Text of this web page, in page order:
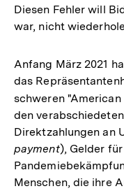
Diesen Fehler will
war, nicht
Anfang März 2021
das
schweren
den
Direktzahlungen an
payment), Gelder
Menschen, die ihre